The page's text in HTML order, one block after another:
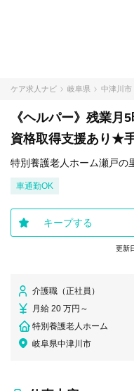
ケア求人ナビ 岐阜県 中津川市
《ヘルパー》残業
資格取得支援あり★
特別養護老人ホーム瀬戸の
車通勤OK
キープする
更新
介護職（正社員）
月給 20 万円～
特別養護老人ホーム
岐阜県中津川市